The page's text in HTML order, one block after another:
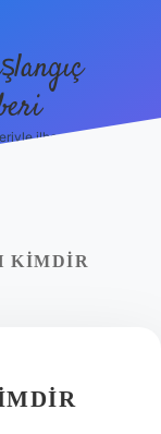
ilham bul!
KIMDIR